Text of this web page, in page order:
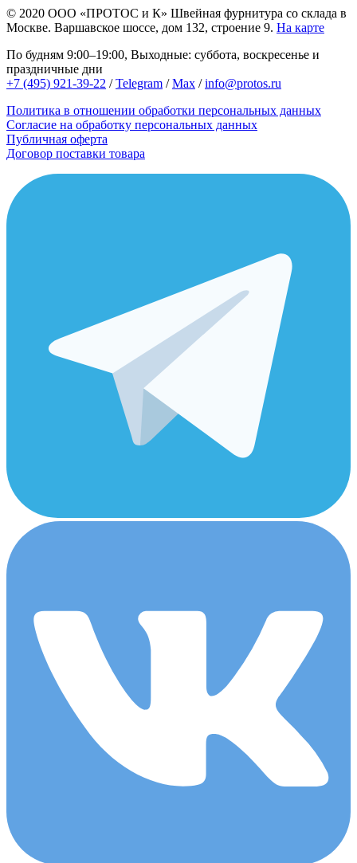
© 2020 ООО «ПРОТОС и К» Швейная фурнитура со склада в
Москве. Варшавское шоссе, дом 132, строение 9. На карте
По будням 9:00–19:00, Выходные: суббота, воскресенье и
праздничные дни
+7 (495) 921-39-22 /Telegram /Max /info@protos.ru
Политика в отношении обработки персональных данных
Согласие на обработку персональных данных
Публичная оферта
Договор поставки товара